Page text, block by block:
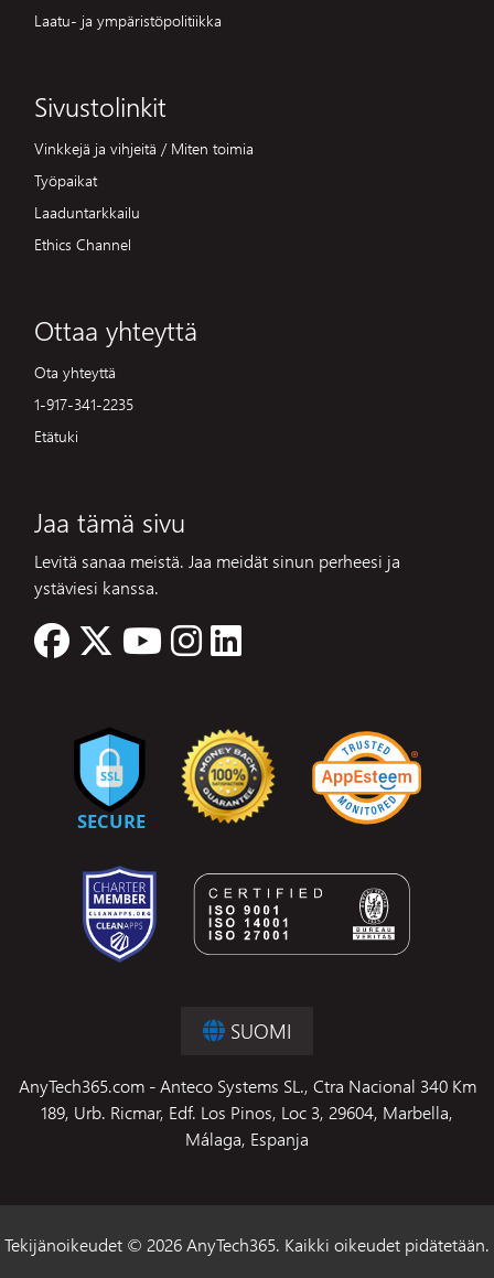
Laatu- ja ympäristöpolitiikka
Sivustolinkit
Vinkkejä ja vihjeitä / Miten toimia
Työpaikat
Laaduntarkkailu
Ethics Channel
Ottaa yhteyttä
Ota yhteyttä
1-917-341-2235
Etätuki
Jaa tämä sivu
Levitä sanaa meistä. Jaa meidät sinun perheesi ja
ystäviesi kanssa.
SUOMI
AnyTech365.com - Anteco Systems SL., Ctra Nacional 340 Km
189, Urb. Ricmar, Edf. Los Pinos, Loc 3, 29604, Marbella,
Málaga, Espanja
Tekijänoikeudet © 2026 AnyTech365. Kaikki oikeudet pidätetään.